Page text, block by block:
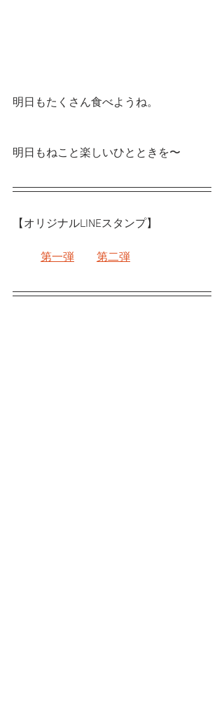
明日もたくさん食べようね。
明日もねこと楽しいひとときを〜
【オリジナルLINEスタンプ】
第一弾 第二弾